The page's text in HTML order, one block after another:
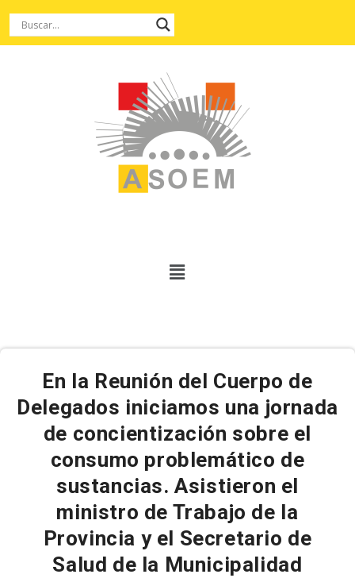
En la Reunión del Cuerpo de
Delegados iniciamos una jornada
de concientización sobre el
consumo problemático de
sustancias. Asistieron el
ministro de Trabajo de la
Provincia y el Secretario de
Salud de la Municipalidad